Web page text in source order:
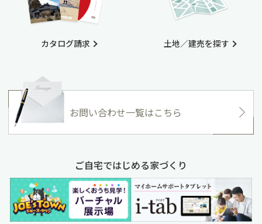
カタログ請求 土地／建売を探す
お問い合わせ一覧はこちら
ご自宅ではじめる家づくり